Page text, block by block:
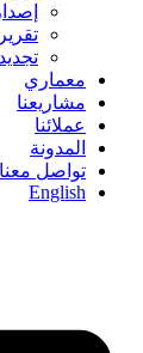
معماري
مشاريعنا
عملائنا
المدونة
تواصل معنا
English